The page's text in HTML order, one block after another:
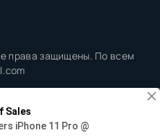
права защищены. По всем